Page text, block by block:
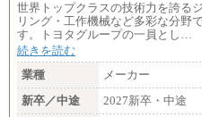
世界トップクラスの技術力を誇る
リング・工作機械など多彩な分野
す。トヨタグループの一員とし…
続きを読む
業種
メーカー
新卒／中途
2027新卒・中途